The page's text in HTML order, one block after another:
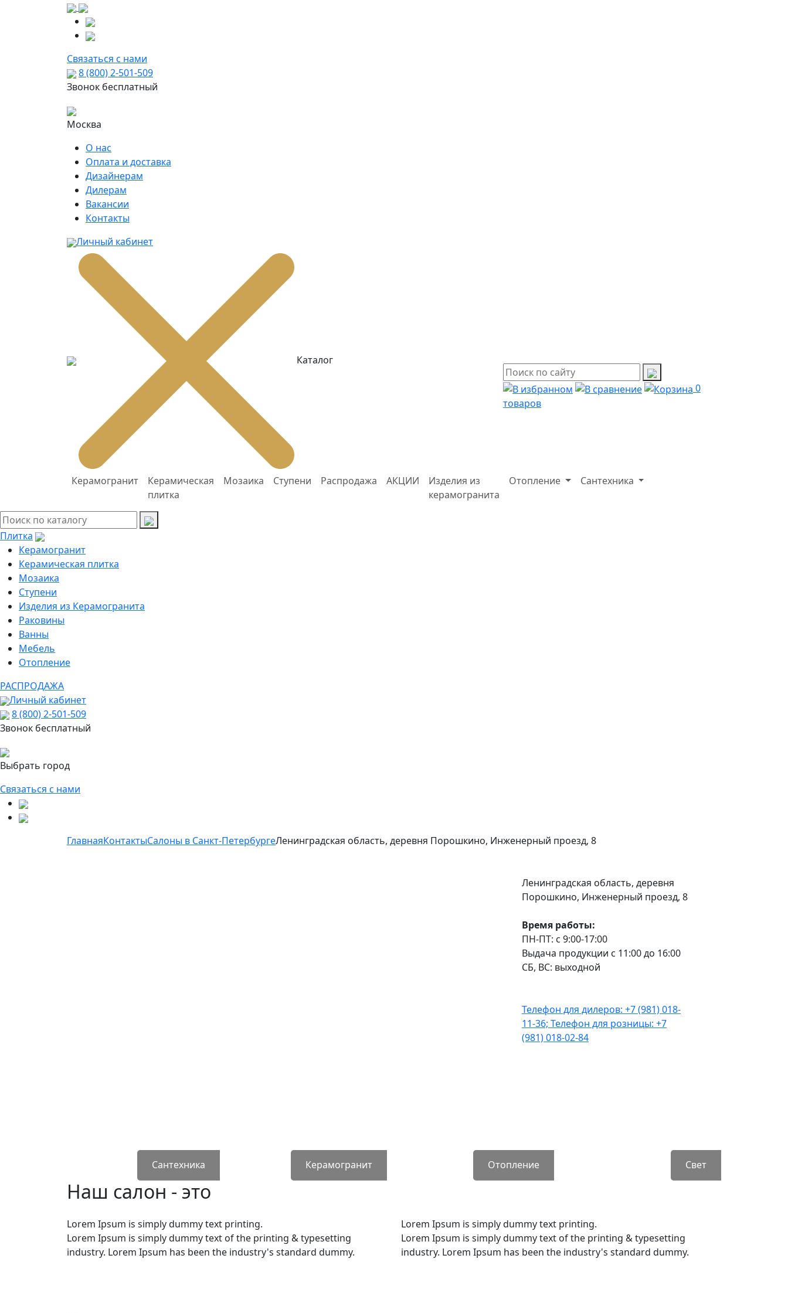
Связаться с нами
8 (800) 2-501-509
Звонок бесплатный
Москва
О нас
Оплата и доставка
Дизайнерам
Дилерам
Вакансии
Контакты
Личный кабинет
Каталог
Керамогранит
Керамическая
плитка
Мозаика Ступени Распродажа АКЦИИ
Изделия из
керамогранита
Отопление Сантехника
0
товаров
Плитка
Керамогранит
Керамическая плитка
Мозаика
Ступени
Изделия из Керамогранита
Раковины
Ванны
Мебель
Отопление
РАСПРОДАЖА
Личный кабинет
8 (800) 2-501-509
Звонок бесплатный
Выбрать город
Связаться с нами
ГлавнаяКонтактыСалоны в Санкт-ПетербургеЛенинградская область, деревня Порошкино, Инженерный проезд, 8
Ленинградская область, деревня
Порошкино, Инженерный проезд, 8
Время работы:
ПН-ПТ: с 9:00-17:00
Выдача продукции с 11:00 до 16:00
СБ, ВС: выходной
Телефон для дилеров: +7 (981) 018-
11-36; Телефон для розницы: +7
(981) 018-02-84
Сантехника Керамогранит Отопление Свет
Наш салон - это
Lorem Ipsum is simply dummy text printing.
Lorem Ipsum is simply dummy text of the printing & typesetting
industry. Lorem Ipsum has been the industry's standard dummy.
Lorem Ipsum is simply dummy text printing.
Lorem Ipsum is simply dummy text of the printing & typesetting
industry. Lorem Ipsum has been the industry's standard dummy.